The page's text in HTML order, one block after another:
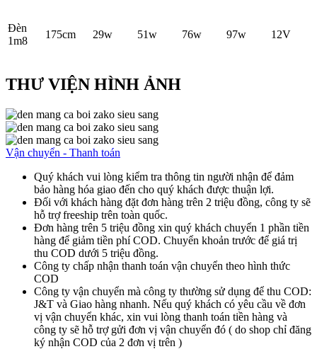
Đèn
1m8
175cm 29w 51w 76w 97w 12V
THƯ VIỆN HÌNH ẢNH
Vận chuyển - Thanh toán
Quý khách vui lòng kiểm tra thông tin người nhận để đảm
bảo hàng hóa giao đến cho quý khách được thuận lợi.
Đối với khách hàng đặt đơn hàng trên 2 triệu đồng, công ty sẽ
hỗ trợ freeship trên toàn quốc.
Đơn hàng trên 5 triệu đồng xin quý khách chuyển 1 phần tiền
hàng để giảm tiền phí COD. Chuyển khoản trước để giá trị
thu COD dưới 5 triệu đồng.
Công ty chấp nhận thanh toán vận chuyển theo hình thức
COD
Công ty vận chuyển mà công ty thường sử dụng để thu COD:
J&T và Giao hàng nhanh. Nếu quý khách có yêu cầu về đơn
vị vận chuyển khác, xin vui lòng thanh toán tiền hàng và
công ty sẽ hỗ trợ gửi đơn vị vận chuyển đó ( do shop chỉ đăng
ký nhận COD của 2 đơn vị trên )